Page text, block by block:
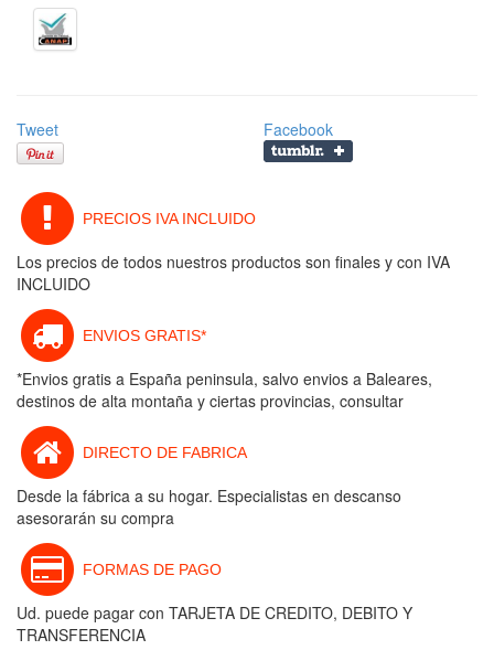
Tweet Facebook
PRECIOS IVA INCLUIDO
Los precios de todos nuestros productos son finales y con IVA
INCLUIDO
ENVIOS GRATIS*
*Envios gratis a España peninsula, salvo envios a Baleares,
destinos de alta montaña y ciertas provincias, consultar
DIRECTO DE FABRICA
Desde la fábrica a su hogar. Especialistas en descanso
asesorarán su compra
FORMAS DE PAGO
Ud. puede pagar con TARJETA DE CREDITO, DEBITO Y
TRANSFERENCIA